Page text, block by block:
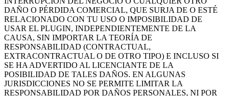
DAÑO O PÉRDIDA COMERCIAL, QUE SURJA DE O ESTÉ
RELACIONADO CON TU USO O IMPOSIBILIDAD DE
USAR EL PLUGIN, INDEPENDIENTEMENTE DE LA
CAUSA, SIN IMPORTAR LA TEORÍA DE
RESPONSABILIDAD (CONTRACTUAL,
EXTRACONTRACTUAL O DE OTRO TIPO) E INCLUSO SI
SE HA ADVERTIDO AL LICENCIANTE DE LA
POSIBILIDAD DE TALES DAÑOS. EN ALGUNAS
JURISDICCIONES NO SE PERMITE LIMITAR LA
RESPONSABILIDAD POR DAÑOS PERSONALES, NI POR